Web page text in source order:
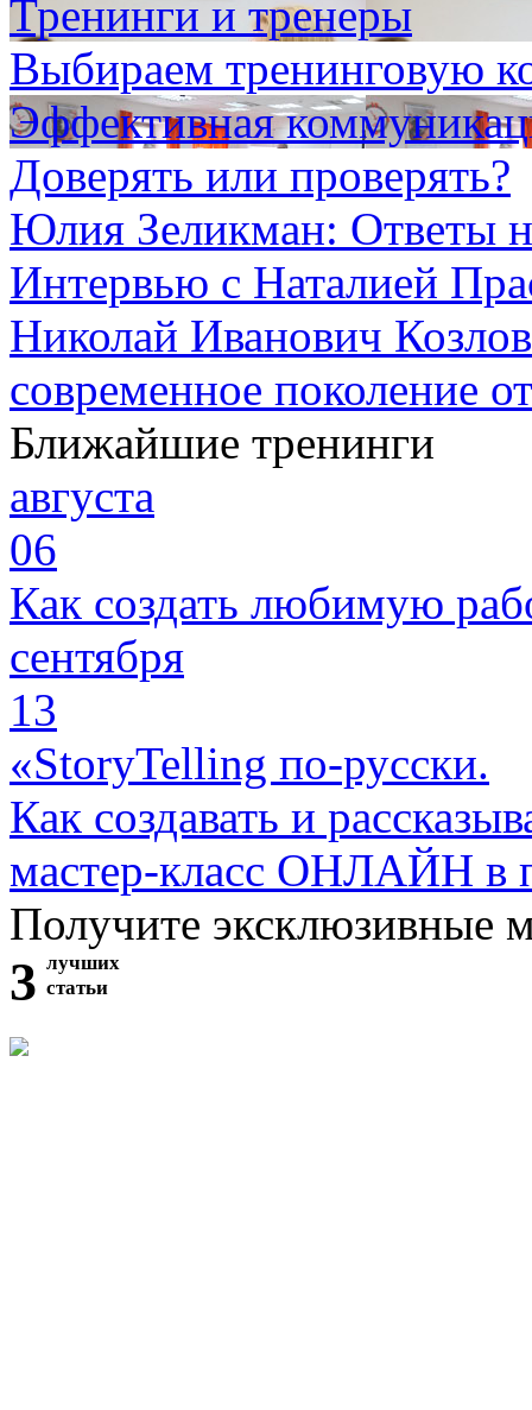
Тренинги и тренеры
Выбираем тренинговую
Эффективная
Доверять или проверять?
Юлия Зеликман: Ответы
Интервью с Наталией
Николай Иванович
современное поколение
Ближайшие тренинги
августа
06
Как создать любимую
сентября
13
«StoryTelling по-русски.
Как создавать и
мастер-класс ОНЛАЙН в
Получите эксклюзивные
3 лучших
статьи